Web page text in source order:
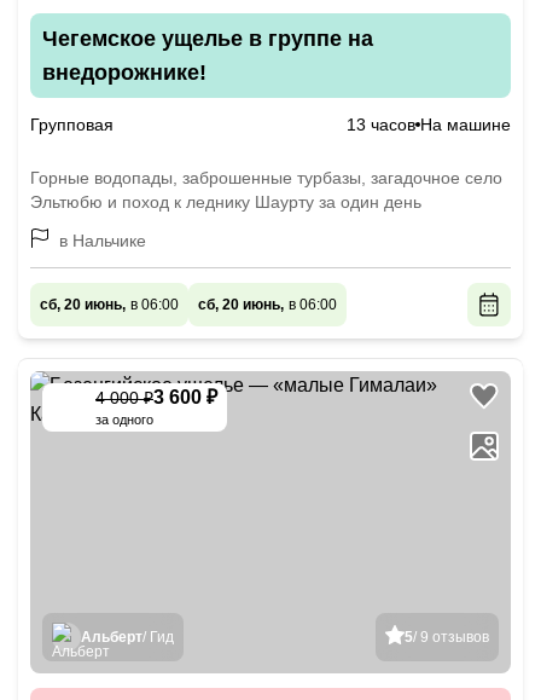
Чегемское ущелье в группе на
внедорожнике!
Групповая 13 часов На машине
Горные водопады, заброшенные турбазы, загадочное село
Эльтюбю и поход к леднику Шаурту за один день
в Нальчике
сб, 20 июнь, в 06:00 сб, 20 июнь, в 06:00
4 000 ₽3 600 ₽
за одного
5/ 9 отзывов
Альберт/ Гид